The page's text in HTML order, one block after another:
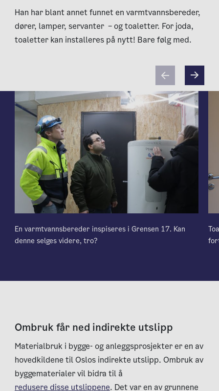
Han har blant annet funnet en varmtvannsbereder,
dører, lamper, servanter – og toaletter. For joda,
toaletter kan installeres på nytt! Bare følg med.
En varmtvannsbereder inspiseres i Grensen 17. Kan
denne selges videre, tro?
Ombruk får ned indirekte utslipp
Materialbruk i bygge- og anleggsprosjekter er en av
hovedkildene til Oslos indirekte utslipp. Ombruk av
byggematerialer vil bidra til å
redusere disse utslippene. Det var en av grunnene